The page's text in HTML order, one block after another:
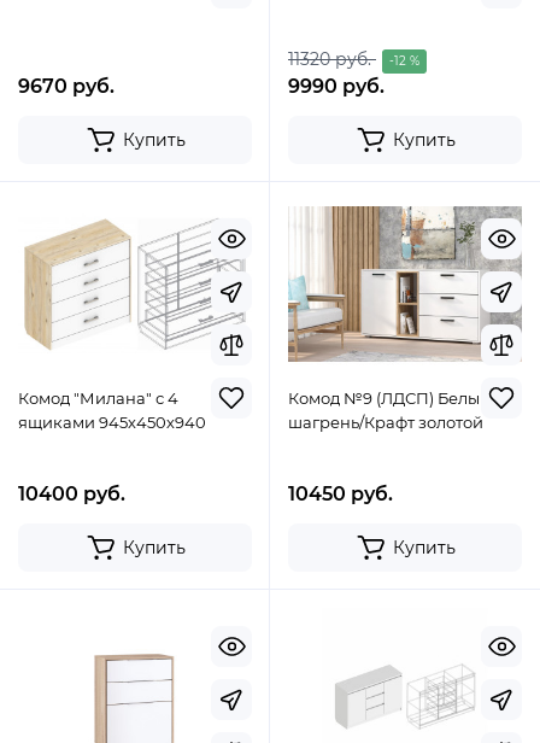
9670 руб.
Купить
11320 руб. -12 %
9990 руб.
Купить
Комод "Милана" с 4
ящиками 945х450х940
10400 руб.
Купить
Комод №9 (ЛДСП) Белый
шагрень/Крафт золотой
10450 руб.
Купить